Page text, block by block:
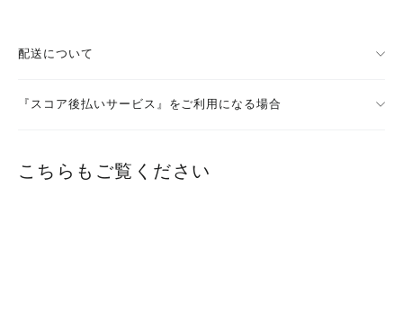
配送について
『スコア後払いサービス』をご利用になる場合
こちらもご覧ください